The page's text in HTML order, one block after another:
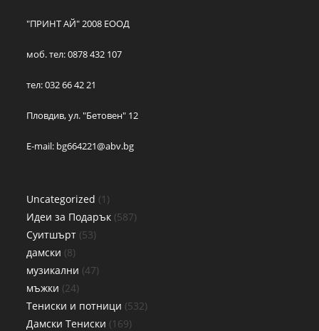
"ПРИНТ АЙ" 2008 ЕООД
моб. тел: 0878 432 107
тел: 032 66 42 21
Пловдив, ул. "Бетовен" 12
E-mail: bg664221@abv.bg
Uncategorized 1
Идеи за Подарък 587
Суитшърт 53
дамски 8
музикални 47
мъжки 24
Тениски и потници 532
Дамски Тениски 169